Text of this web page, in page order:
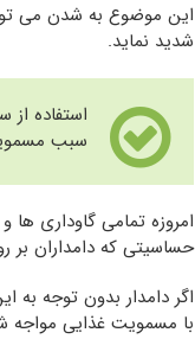
این موضوع به شدن می
شدید نماید.
استفاده
سبب
امروزه تمامی گاوداری
حساسیتی که دامداران
اگر دامدار بدون توجه
با مسمویت غذایی مواجه